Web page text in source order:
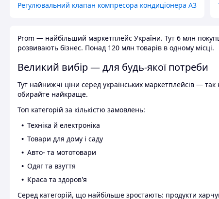
Регулювальний клапан компресора кондиціонера А3
Prom — найбільший маркетплейс України. Тут 6 млн
розвивають бізнес. Понад 120 млн товарів в одному місці.
Великий вибір — для будь-якої потреби
Тут найнижчі ціни серед українських маркетплейсів —
обирайте найкраще.
Топ категорій за кількістю замовлень:
Техніка й електроніка
Товари для дому і саду
Авто- та мототовари
Одяг та взуття
Краса та здоров'я
Серед категорій, що найбільше зростають: продукти